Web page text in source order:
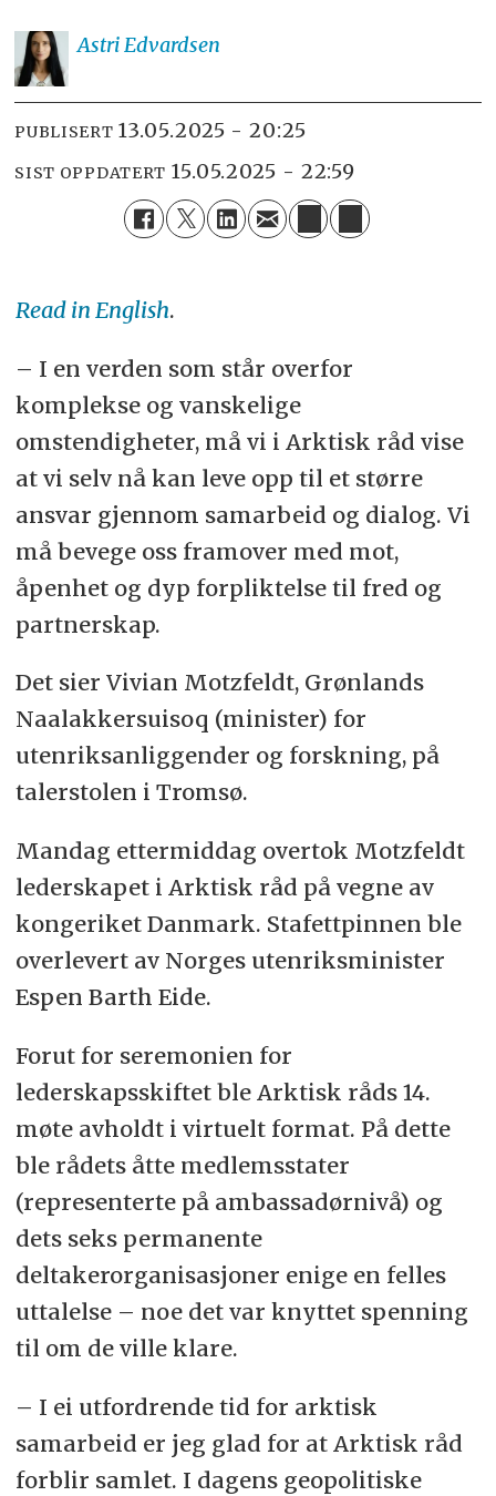
AstriEdvardsen
PUBLISERT 13.05.2025 - 20:25
SIST OPPDATERT 15.05.2025 - 22:59
Read in English.
– I en verden som står overfor
komplekse og vanskelige
omstendigheter, må vi i Arktisk råd vise
at vi selv nå kan leve opp til et større
ansvar gjennom samarbeid og dialog. Vi
må bevege oss framover med mot,
åpenhet og dyp forpliktelse til fred og
partnerskap.
Det sier Vivian Motzfeldt, Grønlands
Naalakkersuisoq (minister) for
utenriksanliggender og forskning, på
talerstolen i Tromsø.
Mandag ettermiddag overtok Motzfeldt
lederskapet i Arktisk råd på vegne av
kongeriket Danmark. Stafettpinnen ble
overlevert av Norges utenriksminister
Espen Barth Eide.
Forut for seremonien for
lederskapsskiftet ble Arktisk råds 14.
møte avholdt i virtuelt format. På dette
ble rådets åtte medlemsstater
(representerte på ambassadørnivå) og
dets seks permanente
deltakerorganisasjoner enige en felles
uttalelse – noe det var knyttet spenning
til om de ville klare.
– I ei utfordrende tid for arktisk
samarbeid er jeg glad for at Arktisk råd
forblir samlet. I dagens geopolitiske